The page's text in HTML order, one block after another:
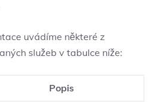
uvádíme některé z
služeb v tabulce níže:
Popis